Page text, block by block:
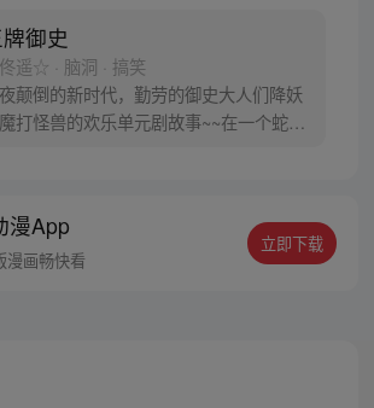
御史
遥☆ · 脑洞 · 搞笑
颠倒的新时代，勤劳的御史大人们降妖
打怪兽的欢乐单元剧故事~~在一个蛇精
更会再作通知……
漫App
漫画畅快看
立即下载